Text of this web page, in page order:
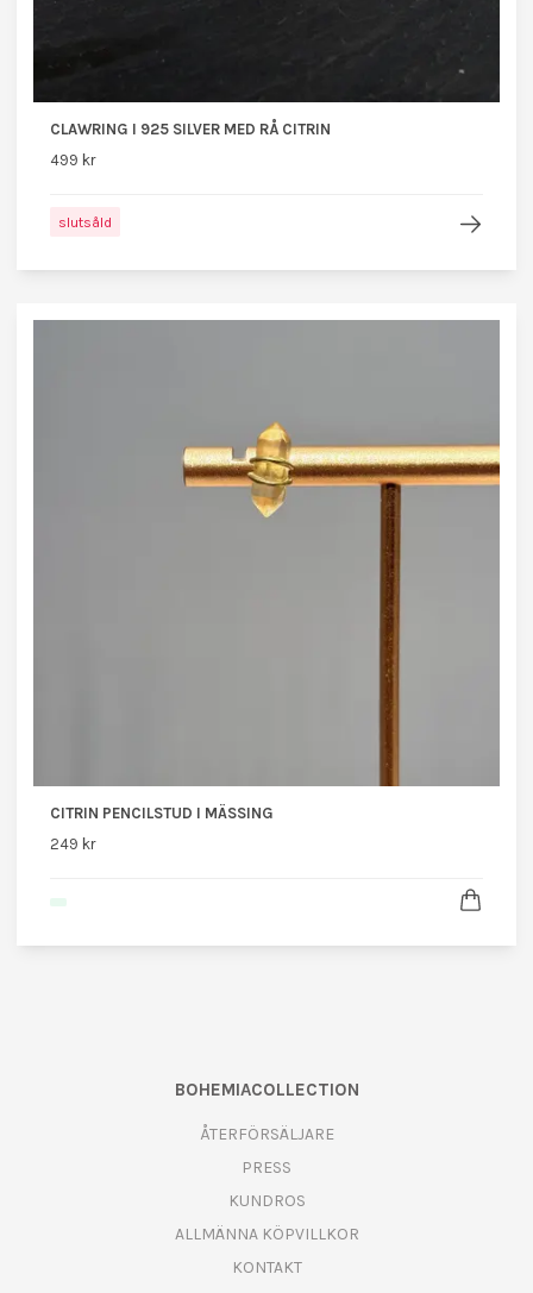
CLAWRING I 925 SILVER MED RÅ CITRIN
499 kr
slutsåld
CITRIN PENCILSTUD I MÄSSING
249 kr
BOHEMIACOLLECTION
ÅTERFÖRSÄLJARE
PRESS
KUNDROS
ALLMÄNNA KÖPVILLKOR
KONTAKT